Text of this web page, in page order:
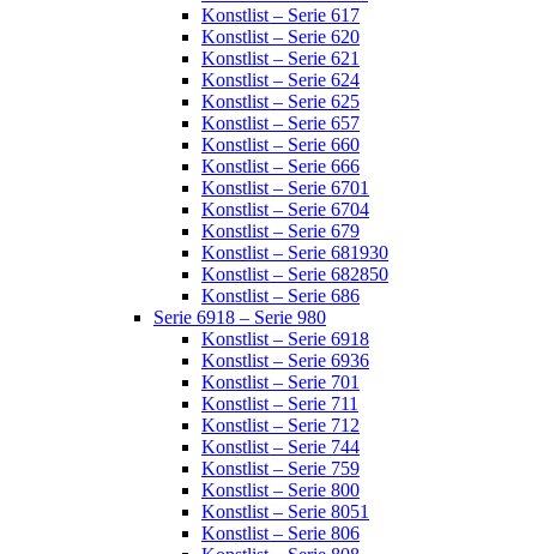
Konstlist – Serie 617
Konstlist – Serie 620
Konstlist – Serie 621
Konstlist – Serie 624
Konstlist – Serie 625
Konstlist – Serie 657
Konstlist – Serie 660
Konstlist – Serie 666
Konstlist – Serie 6701
Konstlist – Serie 6704
Konstlist – Serie 679
Konstlist – Serie 681930
Konstlist – Serie 682850
Konstlist – Serie 686
Serie 6918 – Serie 980
Konstlist – Serie 6918
Konstlist – Serie 6936
Konstlist – Serie 701
Konstlist – Serie 711
Konstlist – Serie 712
Konstlist – Serie 744
Konstlist – Serie 759
Konstlist – Serie 800
Konstlist – Serie 8051
Konstlist – Serie 806